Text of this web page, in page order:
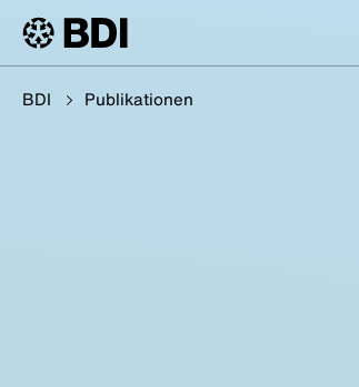
BDI Publikationen